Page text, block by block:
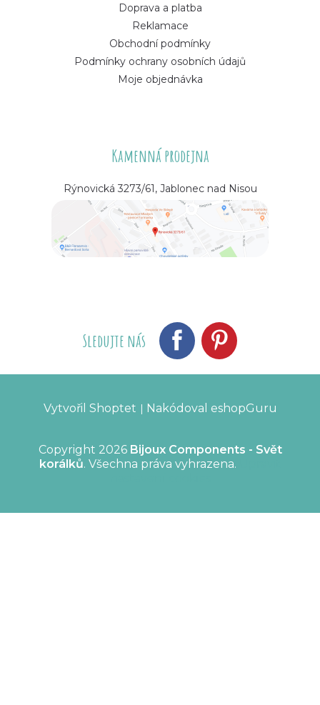
Doprava a platba
Reklamace
Obchodní podmínky
Podmínky ochrany osobních údajů
Moje objednávka
Kamenná prodejna
Rýnovická 3273/61, Jablonec nad Nisou
Sledujte nás
Vytvořil Shoptet | Nakódoval eshopGuru
Copyright 2026 Bijoux Components - Svět
korálků. Všechna práva vyhrazena.